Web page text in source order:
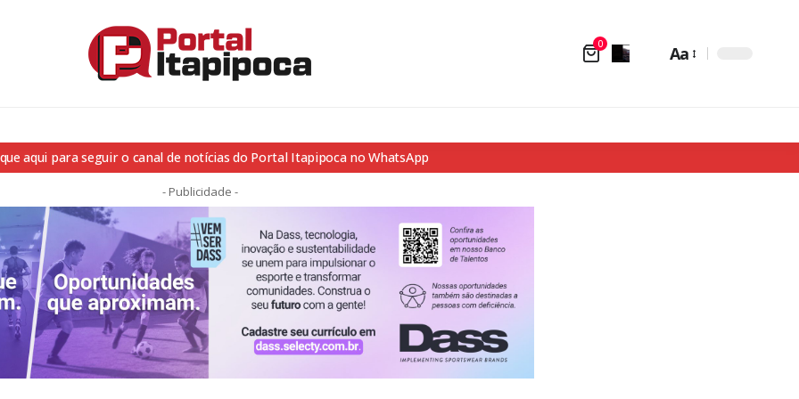
0 Aa
aqui para seguir o canal de notícias do Portal Itapipoca no WhatsApp
- Publicidade -